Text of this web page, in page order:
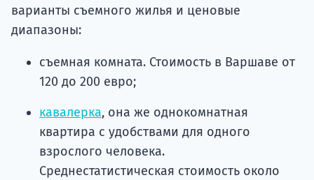
варианты съемного жилья и ценовые
диапазоны:
съемная комната. Стоимость в Варшаве от
120 до 200 евро;
кавалерка, она же однокомнатная
квартира с удобствами для одного
взрослого человека.
Среднестатистическая стоимость около